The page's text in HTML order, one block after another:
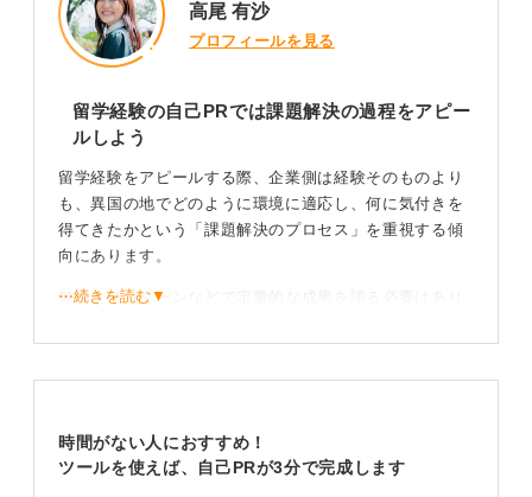
高尾 有沙
プロフィールを見る
留学経験の自己PRでは課題解決の過程をアピー
ルしよう
留学経験をアピールする際、企業側は経験そのものより
も、異国の地でどのように環境に適応し、何に気付きを
得てきたかという「課題解決のプロセス」を重視する傾
向にあります。
無理にインターンなどで定量的な成果を語る必要はあり
た、しかし現地チューターと毎日30分ディスカッショ
語学力だけではない！ 留学経験がどう仕事に活きる
かを示そう
⋯続きを読む▼
時間がない人におすすめ！
ツールを使えば、自己PRが3分で完成します